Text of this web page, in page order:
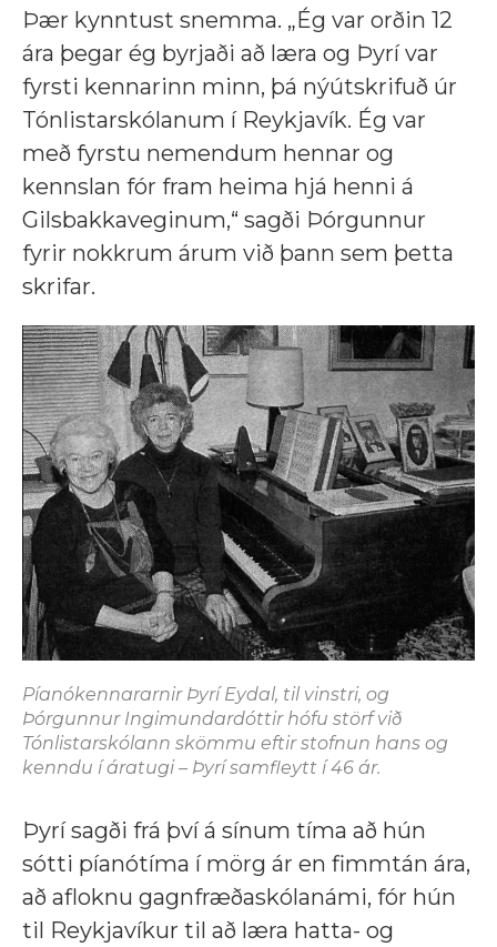
Þær kynntust snemma. „Ég var orðin 12
ára þegar ég byrjaði að læra og Þyrí var
fyrsti kennarinn minn, þá nýútskrifuð úr
Tónlistarskólanum í Reykjavík. Ég var
með fyrstu nemendum hennar og
kennslan fór fram heima hjá henni á
Gilsbakkaveginum,“ sagði Þórgunnur
fyrir nokkrum árum við þann sem þetta
skrifar.
Píanókennararnir Þyrí Eydal, til vinstri, og
Þórgunnur Ingimundardóttir hófu störf við
Tónlistarskólann skömmu eftir stofnun hans og
kenndu í áratugi – Þyrí samfleytt í 46 ár.
Þyrí sagði frá því á sínum tíma að hún
sótti píanótíma í mörg ár en fimmtán ára,
að afloknu gagnfræðaskólanámi, fór hún
til Reykjavíkur til að læra hatta- og